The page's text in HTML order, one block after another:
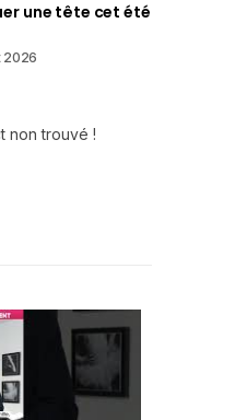
une tête cet été
2026
non trouvé !